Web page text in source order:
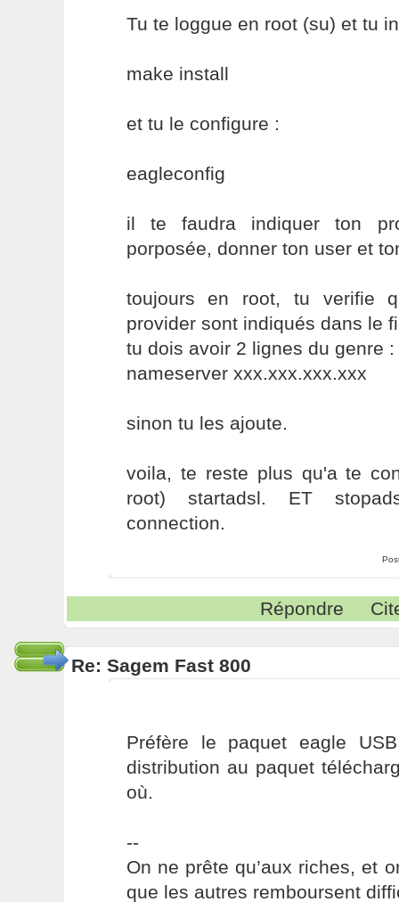
Tu te loggue en root (su) et tu
make install
et tu le configure :
eagleconfig
il te faudra indiquer ton
porposée, donner ton user et
toujours en root, tu verifie
provider sont indiqués dans le
tu dois avoir 2 lignes du genre :
nameserver xxx.xxx.xxx.xxx
sinon tu les ajoute.
voila, te reste plus qu'a te
root) startadsl. ET
connection.
Répondre
Re: Sagem Fast 800
Préfère le paquet eagle
distribution au paquet
où.
--
On ne prête qu’aux riches, et
que les autres remboursent